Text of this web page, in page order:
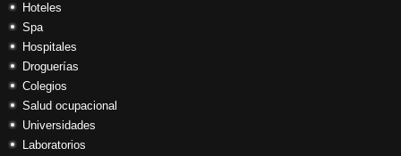
Hoteles
Spa
Hospitales
Droguerías
Colegios
Salud ocupacional
Universidades
Laboratorios